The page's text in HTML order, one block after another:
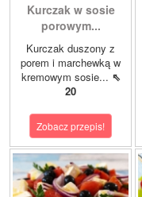
Kurczak w sosie
porowym...
Kurczak duszony z
porem i marchewką w
kremowym sosie... ⇖
20
Zobacz przepis!